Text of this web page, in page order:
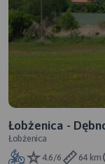
Łobżenica -
Łobżenica
4.6/6
64 km